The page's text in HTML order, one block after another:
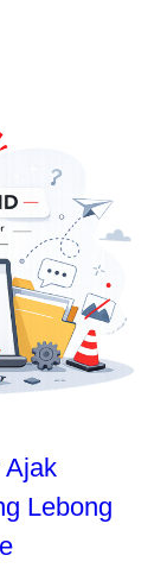
Ajak
Lebong